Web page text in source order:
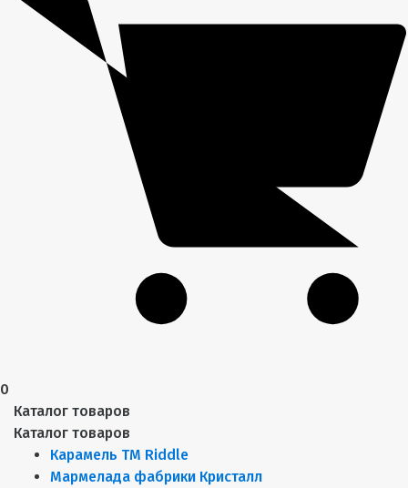
0
Каталог товаров
Каталог товаров
Карамель ТМ Riddle
Мармелада фабрики Кристалл